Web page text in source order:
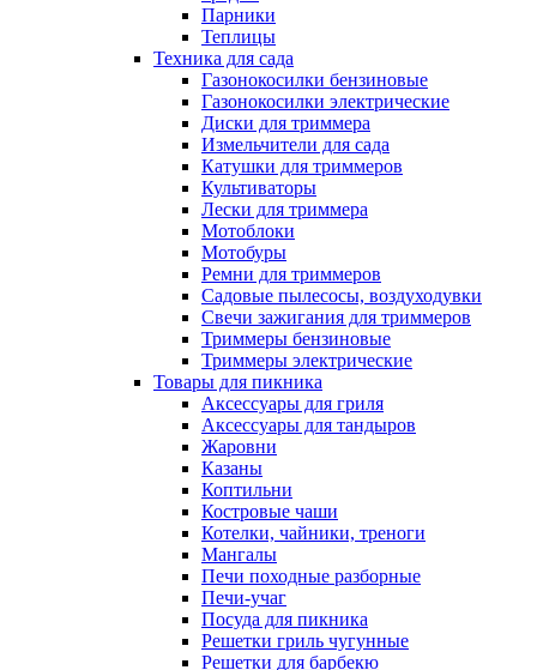
Парники
Теплицы
Техника для сада
Газонокосилки бензиновые
Газонокосилки электрические
Диски для триммера
Измельчители для сада
Катушки для триммеров
Культиваторы
Лески для триммера
Мотоблоки
Мотобуры
Ремни для триммеров
Садовые пылесосы, воздуходувки
Свечи зажигания для триммеров
Триммеры бензиновые
Триммеры электрические
Товары для пикника
Аксессуары для гриля
Аксессуары для тандыров
Жаровни
Казаны
Коптильни
Костровые чаши
Котелки, чайники, треноги
Мангалы
Печи походные разборные
Печи-учаг
Посуда для пикника
Решетки гриль чугунные
Решетки для барбекю